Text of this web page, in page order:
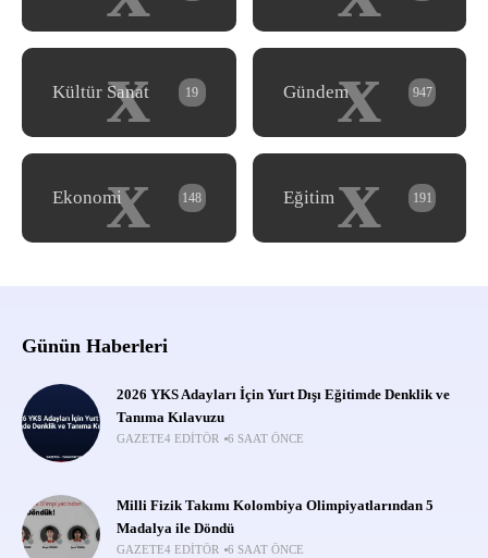
x
Kültür Sanat 19 x
Gündem 947
x
Ekonomi 148 x
Eğitim 191
Günün Haberleri
2026 YKS Adayları İçin Yurt Dışı Eğitimde Denklik ve
Tanıma Kılavuzu
GAZETE4 EDITÖR 6 SAAT ÖNCE
Milli Fizik Takımı Kolombiya Olimpiyatlarından 5
Madalya ile Döndü
GAZETE4 EDITÖR 6 SAAT ÖNCE